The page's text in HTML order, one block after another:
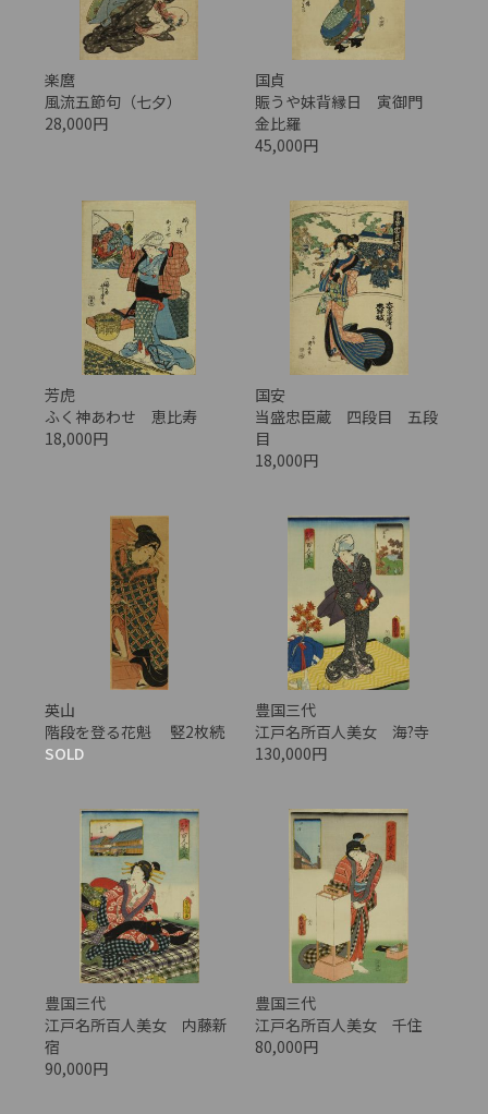
楽麿
風流五節句（七夕）
28,000円
国貞
賑うや妹背縁日 寅御門
金比羅
45,000円
芳虎
ふく神あわせ 恵比寿
18,000円
国安
当盛忠臣蔵 四段目 五段
目
18,000円
英山
階段を登る花魁 竪2枚続
SOLD
豊国三代
江戸名所百人美女 海?寺
130,000円
豊国三代
江戸名所百人美女 内藤新
宿
90,000円
豊国三代
江戸名所百人美女 千住
80,000円